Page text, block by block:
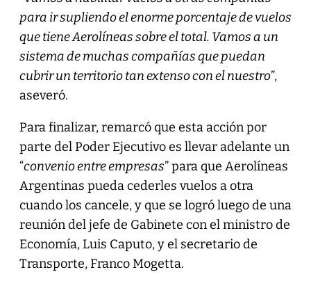
para ir supliendo el enorme porcentaje de vuelos
que tiene Aerolíneas sobre el total. Vamos a un
sistema de muchas compañías que puedan
cubrir un territorio tan extenso con el nuestro”,
aseveró.
Para finalizar, remarcó que esta acción por
parte del Poder Ejecutivo es llevar adelante un
“convenio entre empresas” para que Aerolíneas
Argentinas pueda cederles vuelos a otra
cuando los cancele, y que se logró luego de una
reunión del jefe de Gabinete con el ministro de
Economía, Luis Caputo, y el secretario de
Transporte, Franco Mogetta.